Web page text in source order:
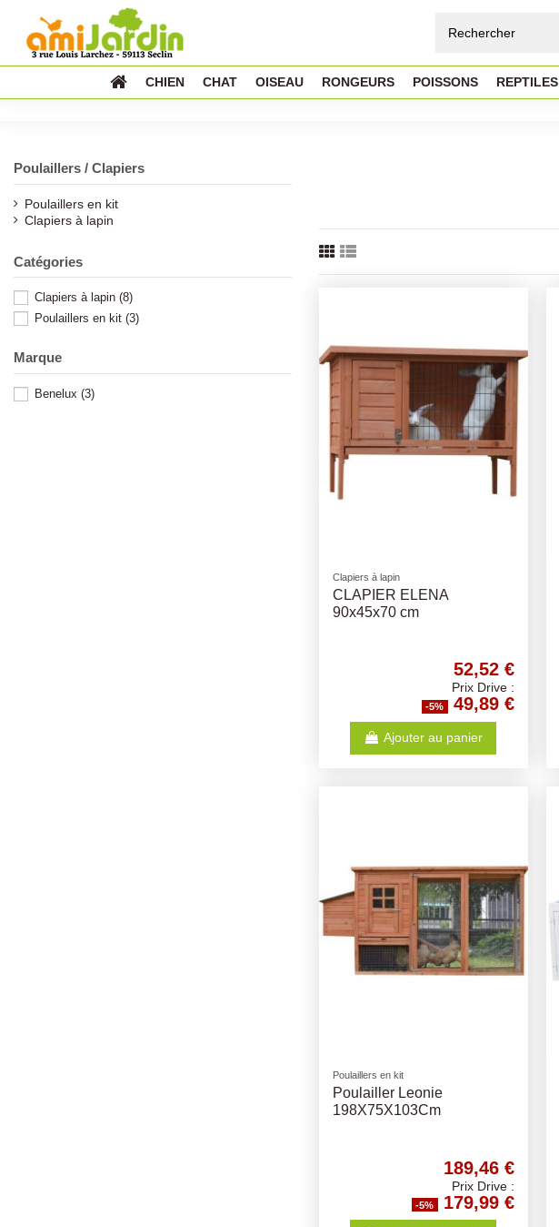
CHIEN CHAT OISEAU RONGEURS POISSONS REPTILES
Clapiers à lapin
CLAPIER ELENA
90x45x70 cm
52,52 €
Prix Drive :
-5% 49,89 €
Ajouter au panier
Poulaillers en kit
Poulailler Leonie
198X75X103Cm
189,46 €
Prix Drive :
-5% 179,99 €
Poulaillers / Clapiers
Poulaillers en kit
Clapiers à lapin
Catégories
Clapiers à lapin (8)
Poulaillers en kit (3)
Marque
Benelux (3)